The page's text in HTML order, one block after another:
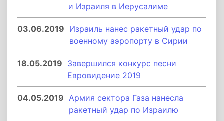
и Израиля в Иерусалиме
03.06.2019 Израиль нанес ракетный удар по
военному аэропорту в Сирии
18.05.2019 Завершился конкурс песни
Евровидение 2019
04.05.2019 Армия сектора Газа нанесла
ракетный удар по Израилю